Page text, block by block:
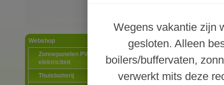
Webshop
Zonnepanelen PV-systemen
elektriciteit
Thuisbatterij
Wegens vakantie zijn
gesloten. Alleen
boilers/buffervaten,
verwerkt mits deze